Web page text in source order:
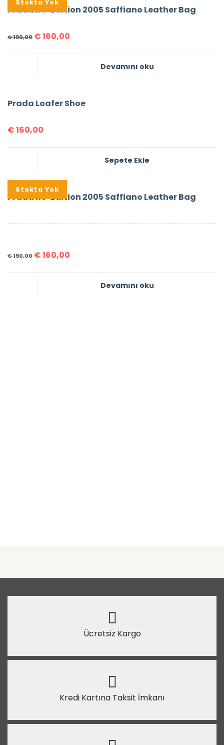
%16
Stokta Yok
Prada Re-Edition 2005 Saffiano Leather Bag
€190,00 €160,00
Devamını oku
Prada Loafer Shoe
€160,00
Sepete Ekle
%16
Stokta Yok
Prada Re-Edition 2005 Saffiano Leather Bag
€190,00 €160,00
Devamını oku
Ücretsiz Kargo
Kredi Kartına Taksit İmkanı